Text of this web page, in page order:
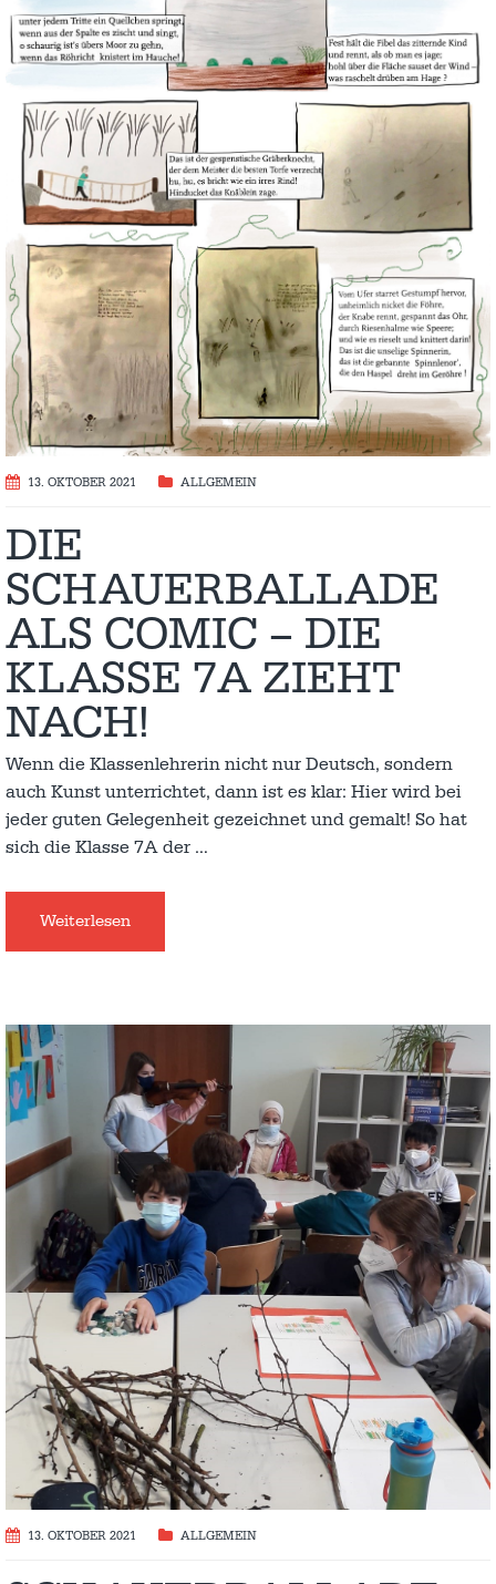
13. OKTOBER 2021 ALLGEMEIN
DIE
SCHAUERBALLADE
ALS COMIC – DIE
KLASSE 7A ZIEHT
NACH!
Wenn die Klassenlehrerin nicht nur Deutsch, sondern
auch Kunst unterrichtet, dann ist es klar: Hier wird bei
jeder guten Gelegenheit gezeichnet und gemalt! So hat
sich die Klasse 7A der …
Weiterlesen
13. OKTOBER 2021 ALLGEMEIN